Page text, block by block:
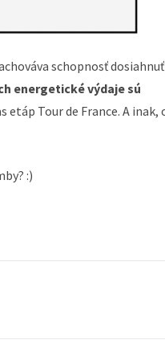
schopnosť dosiahnuť
energetické výdaje sú
etáp Tour de France. A inak,
:)